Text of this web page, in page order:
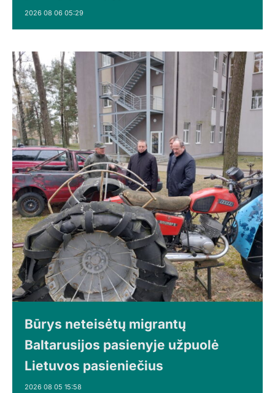
2026 08 06 05:29
Būrys neteisėtų migrantų
Baltarusijos pasienyje užpuolė
Lietuvos pasieniečius
2026 08 05 15:58